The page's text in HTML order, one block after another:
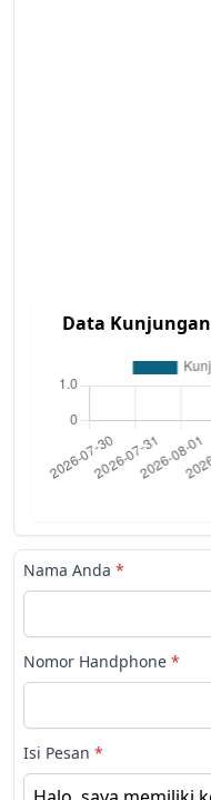
Data
Nama Anda *
Nomor Handphone *
Isi Pesan *